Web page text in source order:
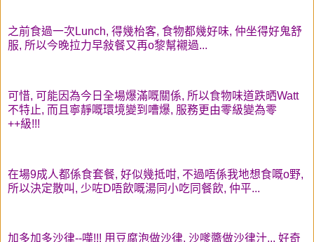
之前食過一次Lunch, 得幾枱客, 食物都幾好味, 仲坐得好鬼舒
服, 所以今晚拉力早敍餐又再o黎幫襯過...
可惜, 可能因為今日全場爆滿嘅關係, 所以食物味道跌晒Watt
不特止, 而且寧靜嘅環境變到嘈爆, 服務更由零級變為零
++級!!!
在場9成人都係食套餐, 好似幾抵咁, 不過唔係我地想食嘅o野,
所以決定散叫, 少咗D唔飲嘅湯同小吃同餐飲, 仲平...
加多加多沙律--嘩!!! 用豆腐泡做沙律, 沙嗲醬做沙律汁... 好奇